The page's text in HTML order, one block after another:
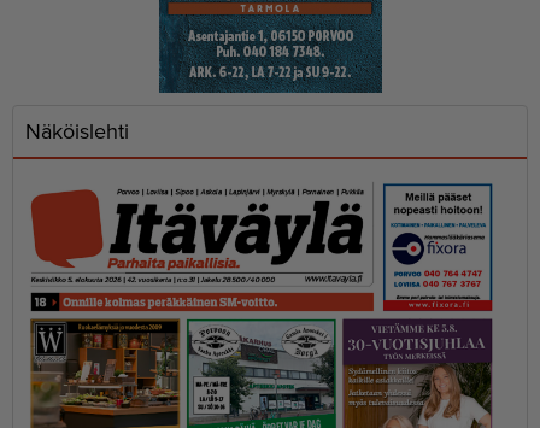
Näköislehti